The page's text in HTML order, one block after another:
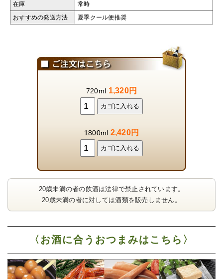
在庫 常時
おすすめの発送方法 夏季クール便推奨
720ml 1,320円
1800ml 2,420円
20歳未満の者の飲酒は法律で禁止されています。
20歳未満の者に対しては酒類を販売しません。
〈お酒に合うおつまみはこちら〉